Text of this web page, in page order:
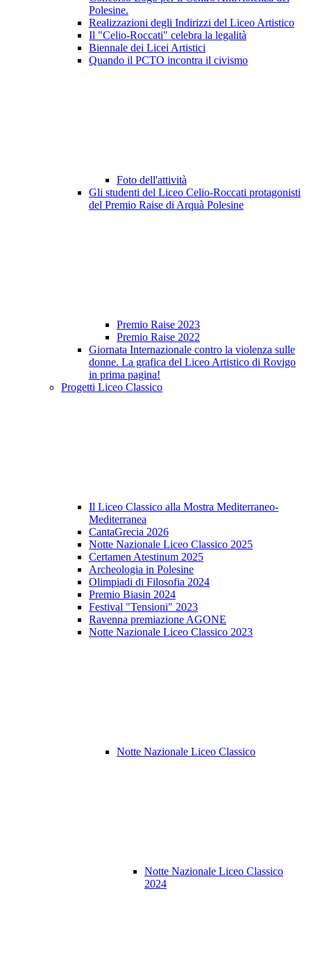
Polesine.
Realizzazioni degli Indirizzi del Liceo Artistico
Il "Celio-Roccati" celebra la legalità
Biennale dei Licei Artistici
Quando il PCTO incontra il civismo
Foto dell'attività
Gli studenti del Liceo Celio-Roccati protagonisti
del Premio Raise di Arquà Polesine
Premio Raise 2023
Premio Raise 2022
Giornata Internazionale contro la violenza sulle
donne. La grafica del Liceo Artistico di Rovigo
in prima pagina!
Progetti Liceo Classico
Il Liceo Classico alla Mostra Mediterraneo-
Mediterranea
CantaGrecia 2026
Notte Nazionale Liceo Classico 2025
Certamen Atestinum 2025
Archeologia in Polesine
Olimpiadi di Filosofia 2024
Premio Biasin 2024
Festival "Tensioni" 2023
Ravenna premiazione AGONE
Notte Nazionale Liceo Classico 2023
Notte Nazionale Liceo Classico
Notte Nazionale Liceo Classico
2024